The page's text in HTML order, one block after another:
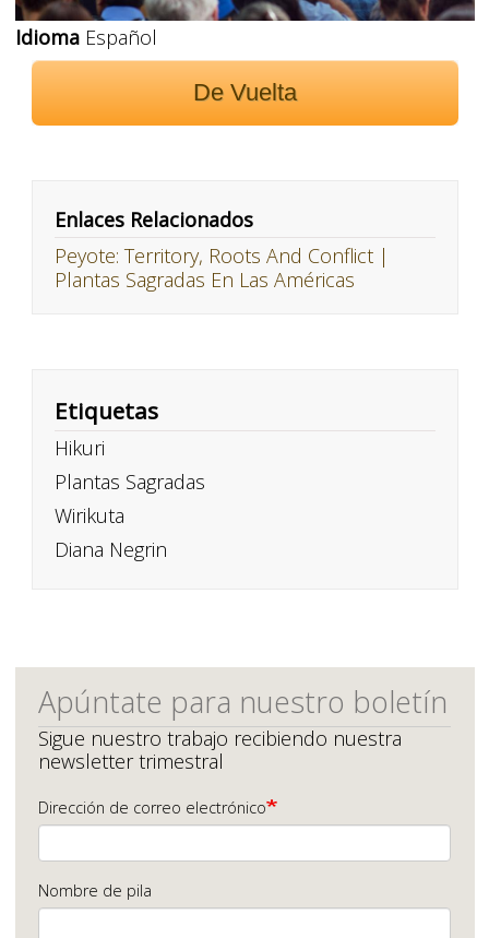
IdiomaEspañol
De Vuelta
Enlaces Relacionados
Peyote: Territory, Roots And Conflict |
Plantas Sagradas En Las Américas
Etiquetas
Hikuri
Plantas Sagradas
Wirikuta
Diana Negrin
Apúntate para nuestro boletín
Sigue nuestro trabajo recibiendo nuestra
newsletter trimestral
Dirección de correo electrónico
Nombre de pila